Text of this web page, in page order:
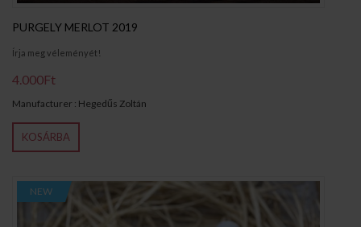
PURGELY MERLOT 2019
Írja meg véleményét!
4.000Ft
Manufacturer : Hegedűs Zoltán
KOSÁRBA
NEW